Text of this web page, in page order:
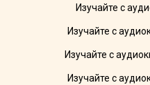
Изучайте с
Изучайте с
Изучайте с
Изучайте с